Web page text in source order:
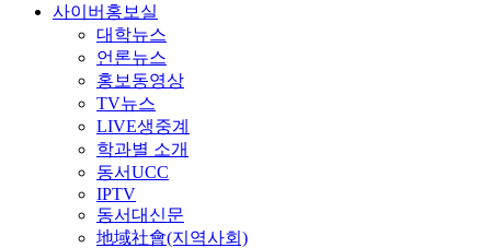
사이버홍보실
대학뉴스
언론뉴스
홍보동영상
TV뉴스
LIVE생중계
학과별 소개
동서UCC
IPTV
동서대신문
地域社會(지역사회)